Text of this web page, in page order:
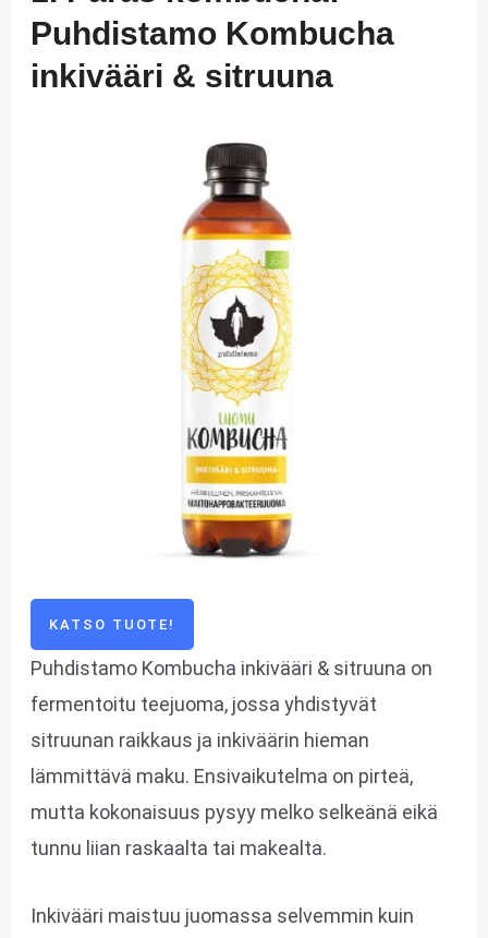
Puhdistamo Kombucha
inkivääri & sitruuna
KATSO TUOTE!
Puhdistamo Kombucha inkivääri & sitruuna on
fermentoitu teejuoma, jossa yhdistyvät
sitruunan raikkaus ja inkiväärin hieman
lämmittävä maku. Ensivaikutelma on pirteä,
mutta kokonaisuus pysyy melko selkeänä eikä
tunnu liian raskaalta tai makealta.
Inkivääri maistuu juomassa selvemmin kuin